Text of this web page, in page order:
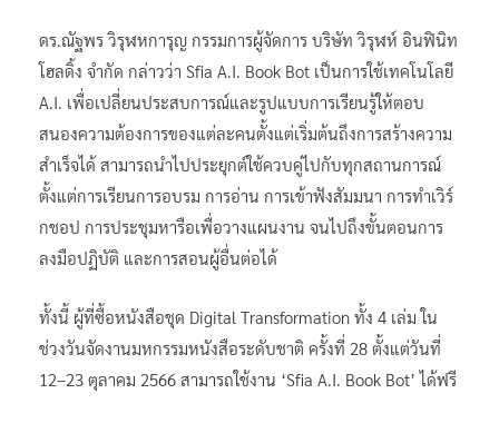
ดร.ณัฐพร วิรุฬหการุญ กรรมการผู้จัดการ บริษัท วิรุฬห์ อินฟินิท
โฮลดิ้ง จำกัด กล่าวว่า Sfia A.I. Book Bot เป็นการใช้เทคโนโลยี
A.I. เพื่อเปลี่ยนประสบการณ์และรูปแบบการเรียนรู้ให้ตอบ
สนองความต้องการของแต่ละคนตั้งแต่เริ่มต้นถึงการสร้างความ
สำเร็จได้ สามารถนำไปประยุกต์ใช้ควบคู่ไปกับทุกสถานการณ์
ตั้งแต่การเรียนการอบรม การอ่าน การเข้าฟังสัมมนา การทำเวิร์
กชอป การประชุมหารือเพื่อวางแผนงาน จนไปถึงขั้นตอนการ
ลงมือปฏิบัติ และการสอนผู้อื่นต่อได้
ทั้งนี้ ผู้ที่ซื้อหนังสือชุด Digital Transformation ทั้ง 4 เล่ม ใน
ช่วงวันจัดงานมหกรรมหนังสือระดับชาติ ครั้งที่ 28 ตั้งแต่วันที่
12–23 ตุลาคม 2566 สามารถใช้งาน ‘Sfia A.I. Book Bot’ ได้ฟรี